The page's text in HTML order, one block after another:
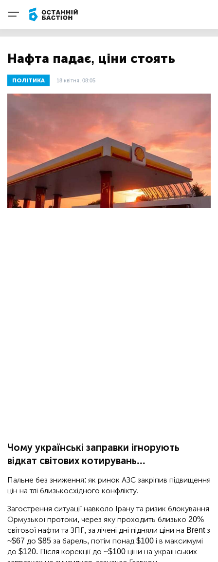
Нафта падає, ціни стоять
ПОЛІТИКА 18 квітня, 08:05
Чому українські заправки ігнорують
відкат світових котирувань...
Пальне без зниження: як ринок АЗС закріпив підвищення
цін на тлі близькосхідного конфлікту.
Загострення ситуації навколо Ірану та ризик блокування
Ормузької протоки, через яку проходить близько 20%
світової нафти та ЗПГ, за лічені дні підняли ціни на Brent з
~$67 до $85 за барель, потім понад $100 і в максимумі
до $120. Після корекції до ~$100 ціни на українських